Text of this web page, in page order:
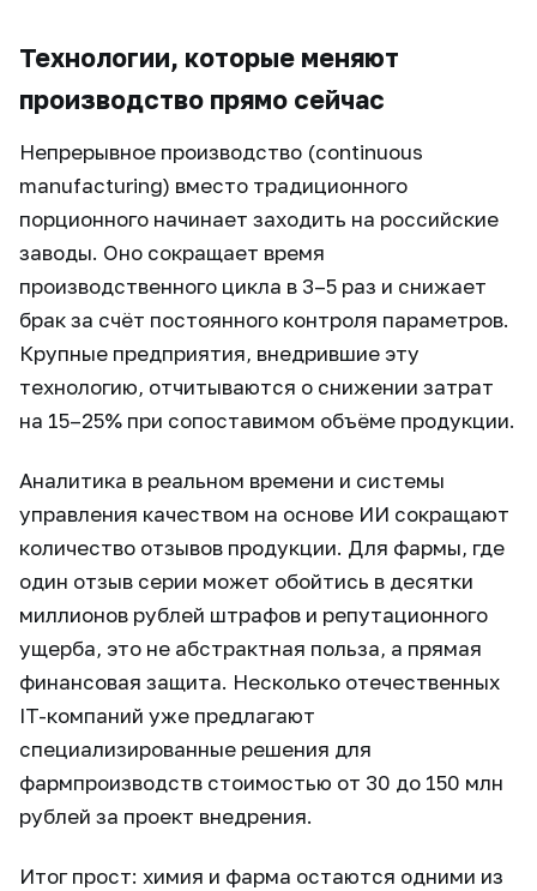
Технологии, которые меняют
производство прямо сейчас
Непрерывное производство (continuous
manufacturing) вместо традиционного
порционного начинает заходить на российские
заводы. Оно сокращает время
производственного цикла в 3–5 раз и снижает
брак за счёт постоянного контроля параметров.
Крупные предприятия, внедрившие эту
технологию, отчитываются о снижении затрат
на 15–25% при сопоставимом объёме продукции.
Аналитика в реальном времени и системы
управления качеством на основе ИИ сокращают
количество отзывов продукции. Для фармы, где
один отзыв серии может обойтись в десятки
миллионов рублей штрафов и репутационного
ущерба, это не абстрактная польза, а прямая
финансовая защита. Несколько отечественных
IT-компаний уже предлагают
специализированные решения для
фармпроизводств стоимостью от 30 до 150 млн
рублей за проект внедрения.
Итог прост: химия и фарма остаются одними из